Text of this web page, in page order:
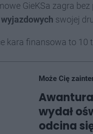
GieKSa zagra bez
swojej
kara finansowa to 10
Może Cię
wydał
odcina